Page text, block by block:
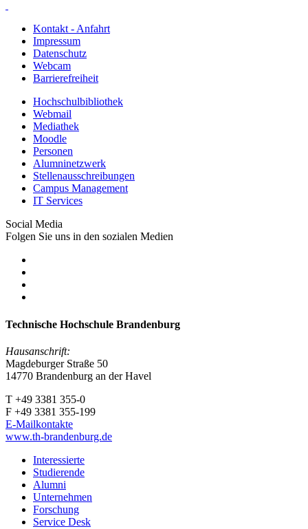
Kontakt - Anfahrt
Impressum
Datenschutz
Webcam
Barrierefreiheit
Hochschulbibliothek
Webmail
Mediathek
Moodle
Personen
Alumninetzwerk
Stellenausschreibungen
Campus Management
IT Services
Social Media
Folgen Sie uns in den sozialen Medien
Technische Hochschule Brandenburg
Hausanschrift:
Magdeburger Straße 50
14770 Brandenburg an der Havel
T +49 3381 355-0
F +49 3381 355-199
E-Mailkontakte
www.th-brandenburg.de
Interessierte
Studierende
Alumni
Unternehmen
Forschung
Service Desk